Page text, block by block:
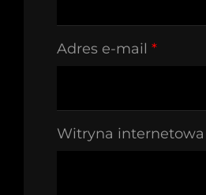
Adres e-mail *
Witryna internetowa